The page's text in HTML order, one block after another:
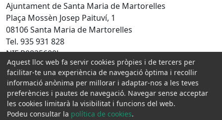
Ajuntament de Santa Maria de Martorelles
Plaça Mossèn Josep Paituví, 1
08106 Santa Maria de Martorelles
Tel. 935 931 828
NIF P0825600J
Amb la col·laboració de:
Aquest lloc web fa servir cookies pròpies i de tercers per
facilitar-te una experiència de navegació òptima i recollir
informació anònima per millorar i adaptar-nos a les teves
preferències i pautes de navegació. Navegar sense acceptar
les cookies limitarà la visibilitat i funcions del web.
Podeu consultar la política de cookies.